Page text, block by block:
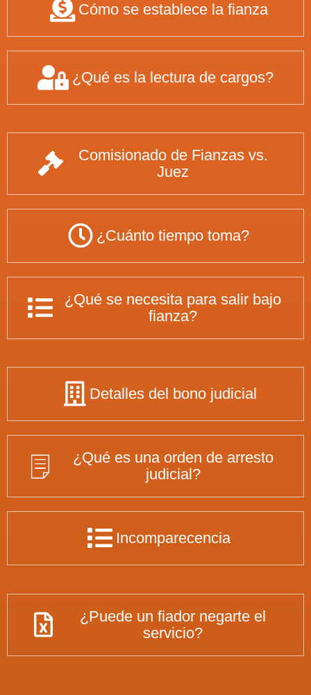
Cómo se establece la fianza
¿Qué es la lectura de cargos?
Comisionado de Fianzas vs.
Juez
¿Cuánto tiempo toma?
¿Qué se necesita para salir bajo
fianza?
Detalles del bono judicial
¿Qué es una orden de arresto
judicial?
Incomparecencia
¿Puede un fiador negarte el
servicio?